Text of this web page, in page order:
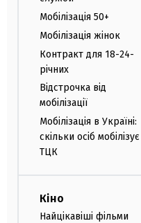
Мобілізація 50+
Мобілізація жінок
Контракт для 18-24-
річних
Відстрочка від
мобілізації
Мобілізація в Україні:
скільки осіб мобілізує
ТЦК
Кіно
Найцікавіші фільми